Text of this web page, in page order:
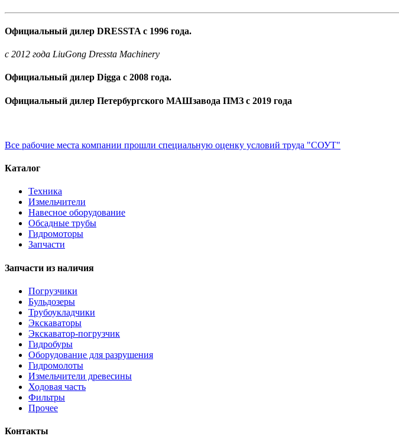
Официальный дилер DRESSTA с 1996 года.
c 2012 года LiuGong Dressta Machinery
Официальный дилер Digga с 2008 года.
Официальный дилер Петербургского МАШзавода ПМЗ с 2019 года
Все рабочие места компании прошли специальную оценку условий труда "СОУТ"
Каталог
Техника
Измельчители
Навесное оборудование
Обсадные трубы
Гидромоторы
Запчасти
Запчасти из наличия
Погрузчики
Бульдозеры
Трубоукладчики
Экскаваторы
Экскаватор-погрузчик
Гидробуры
Оборудование для разрушения
Гидромолоты
Измельчители древесины
Ходовая часть
Фильтры
Прочее
Контакты